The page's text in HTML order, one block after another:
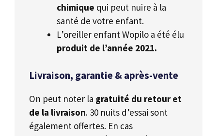
chimique qui peut nuire à la
santé de votre enfant.
L’oreiller enfant Wopilo a été élu
produit de l’année 2021.
Livraison, garantie & après-vente
On peut noter la gratuité du retour et
de la livraison. 30 nuits d’essai sont
également offertes. En cas